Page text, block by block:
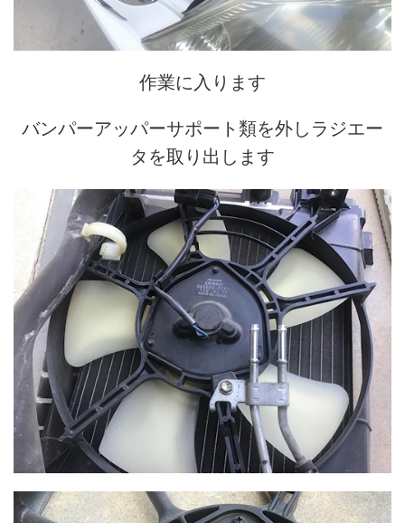
作業に入ります
バンパーアッパーサポート類を外しラジエー
タを取り出します